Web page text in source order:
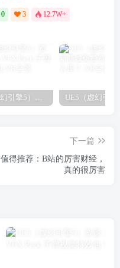
0 3 12.7W+
下一篇
值得推荐：B站的厉害财经，
真的很厉害